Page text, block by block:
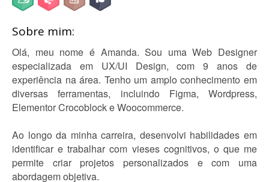
Sobre mim:
Olá, meu nome é Amanda. Sou uma Web Designer
especializada em UX/UI Design, com 9 anos de
experiência na área. Tenho um amplo conhecimento em
diversas ferramentas, incluindo Figma, Wordpress,
Elementor Crocoblock e Woocommerce.
Ao longo da minha carreira, desenvolvi habilidades em
identificar e trabalhar com vieses cognitivos, o que me
permite criar projetos personalizados e com uma
abordagem objetiva.